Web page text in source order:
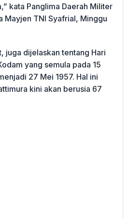
kata Panglima Daerah Militer
Mayjen TNI Syafrial, Minggu
juga dijelaskan tentang Hari
yang semula pada 15
27 Mei 1957. Hal ini
kini akan berusia 67